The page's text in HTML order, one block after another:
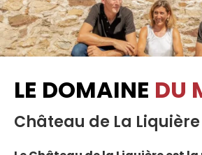
LE DOMAINE DU
Château de La Liquière